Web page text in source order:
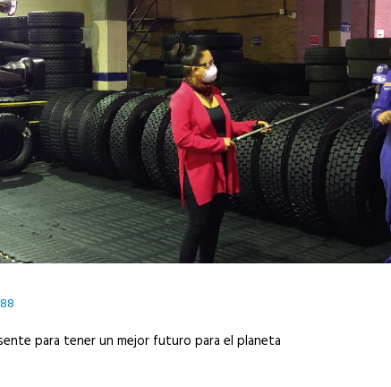
para tener un mejor futuro para el planeta